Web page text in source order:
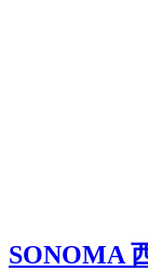
SONOMA